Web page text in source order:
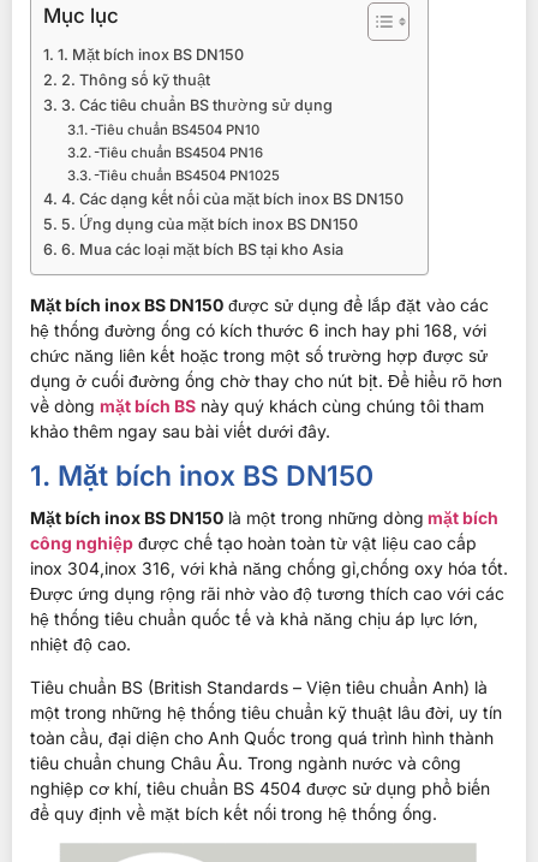
Mục lục
1. Mặt bích inox BS DN150
2. Thông số kỹ thuật
3. Các tiêu chuẩn BS thường sử dụng
-Tiêu chuẩn BS4504 PN10
-Tiêu chuẩn BS4504 PN16
-Tiêu chuẩn BS4504 PN1025
4. Các dạng kết nối của mặt bích inox BS DN150
5. Ứng dụng của mặt bích inox BS DN150
6. Mua các loại mặt bích BS tại kho Asia
Mặt bích inox BS DN150 được sử dụng để lắp đặt vào các
hệ thống đường ống có kích thước 6 inch hay phi 168, với
chức năng liên kết hoặc trong một số trường hợp được sử
dụng ở cuối đường ống chờ thay cho nút bịt. Để hiểu rõ hơn
về dòng mặt bích BS này quý khách cùng chúng tôi tham
khảo thêm ngay sau bài viết dưới đây.
1. Mặt bích inox BS DN150
Mặt bích inox BS DN150 là một trong những dòng mặt bích
công nghiệp được chế tạo hoàn toàn từ vật liệu cao cấp
inox 304,inox 316, với khả năng chống gỉ,chống oxy hóa tốt.
Được ứng dụng rộng rãi nhờ vào độ tương thích cao với các
hệ thống tiêu chuẩn quốc tế và khả năng chịu áp lực lớn,
nhiệt độ cao.
Tiêu chuẩn BS (British Standards – Viện tiêu chuẩn Anh) là
một trong những hệ thống tiêu chuẩn kỹ thuật lâu đời, uy tín
toàn cầu, đại diện cho Anh Quốc trong quá trình hình thành
tiêu chuẩn chung Châu Âu. Trong ngành nước và công
nghiệp cơ khí, tiêu chuẩn BS 4504 được sử dụng phổ biến
để quy định về mặt bích kết nối trong hệ thống ống.